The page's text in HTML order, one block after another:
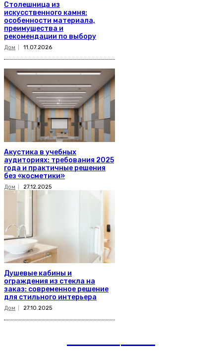
Столешница из
искусственного камня:
особенности материала,
преимущества и
рекомендации по выбору
Дом 11.07.2026
Акустика в учебных
аудиториях: требования 2025
года и практичные решения
без «косметики»
Дом 27.12.2025
Душевые кабины и
ограждения из стекла на
заказ: современное решение
для стильного интерьера
Дом 27.10.2025